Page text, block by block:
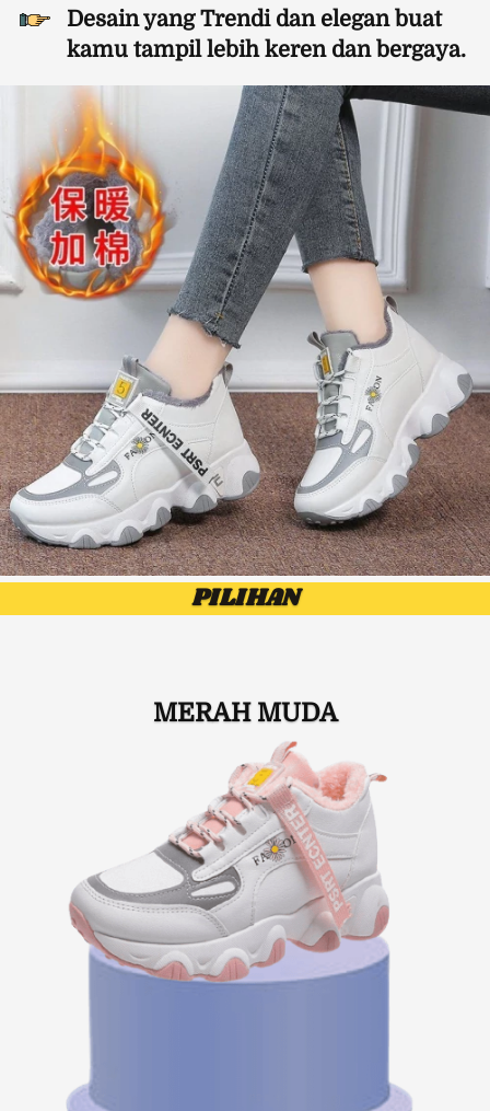
Desain yang Trendi dan elegan buat
kamu tampil lebih keren dan bergaya.
PILIHAN
MERAH MUDA